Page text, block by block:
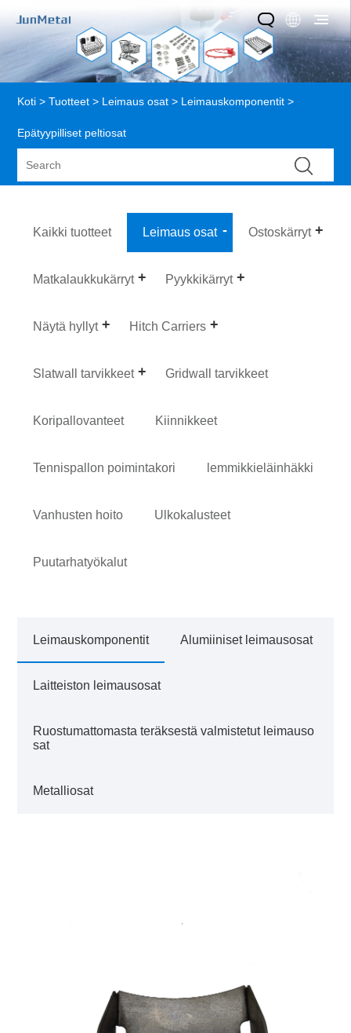
Koti > Tuotteet > Leimaus osat > Leimauskomponentit >
Epätyypilliset peltiosat
Kaikki tuotteet Leimaus osat Ostoskärryt
Matkalaukkukärryt Pyykkikärryt
Näytä hyllyt Hitch Carriers
Slatwall tarvikkeet Gridwall tarvikkeet
Koripallovanteet Kiinnikkeet
Tennispallon poimintakori lemmikkieläinhäkki
Vanhusten hoito Ulkokalusteet
Puutarhatyökalut
Leimauskomponentit Alumiiniset leimausosat
Laitteiston leimausosat
Ruostumattomasta teräksestä valmistetut leimauso
sat
Metalliosat